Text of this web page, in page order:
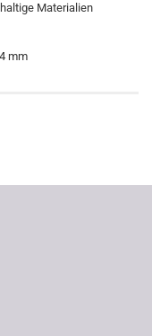
Materialien
mm